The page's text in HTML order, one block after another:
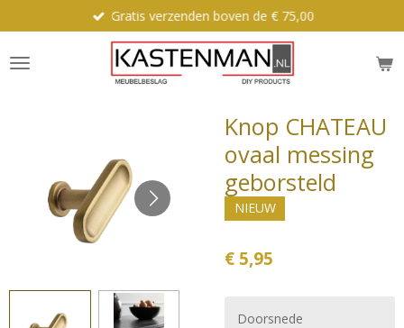
direct
naar
de
Gratis verzenden boven de € 75,00
Knop CHATEAU
ovaal messing
geborsteld
NIEUW
€ 5,95
Doorsnede